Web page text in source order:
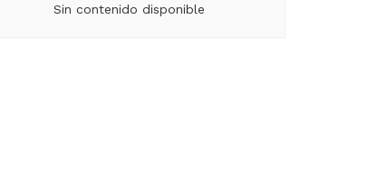
Sin contenido disponible